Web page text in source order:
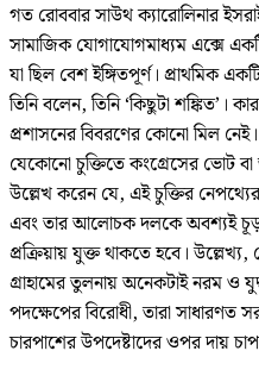
গত রোববার সাউথ ক্যারোলিনার
সামাজিক যোগাযোগমাধ্যম এক্সে
যা ছিল বেশ ইঙ্গিতপূর্ণ। প্রাথমিক
তিনি বলেন, তিনি ‘কিছুটা শঙ্কিত’।
প্রশাসনের বিবরণের কোনো মিল
যেকোনো চুক্তিতে কংগ্রেসের ভোট
উল্লেখ করেন যে, এই চুক্তির
এবং তার আলোচক দলকে অবশ্যই
প্রক্রিয়ায় যুক্ত থাকতে হবে। উল্লেখ্য,
গ্রাহামের তুলনায় অনেকটাই নরম ও
পদক্ষেপের বিরোধী, তারা সাধারণত
চারপাশের উপদেষ্টাদের ওপর দায়